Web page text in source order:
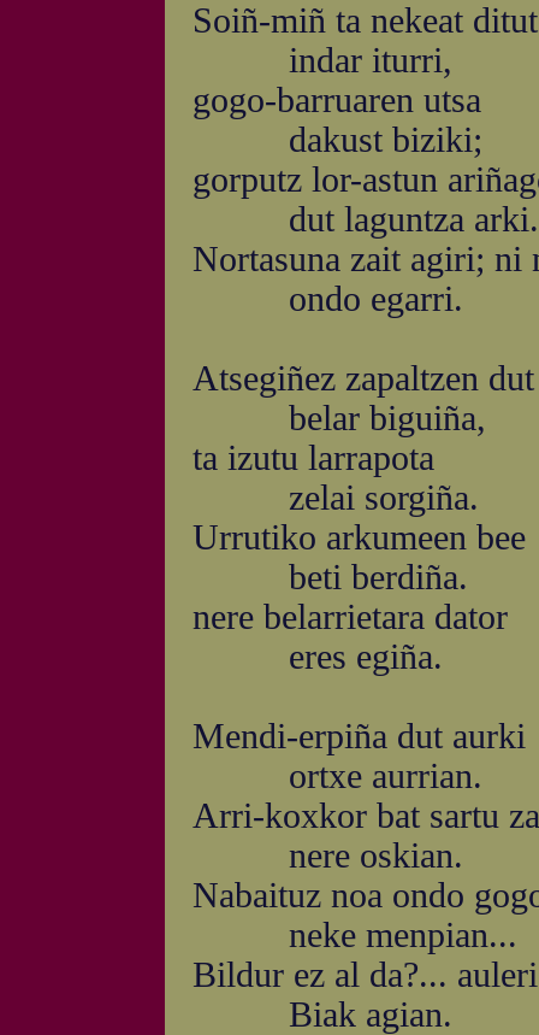
Soiñ-miñ ta nekeat ditut
indar iturri,
gogo-barruaren utsa
dakust biziki;
gorputz lor-astun
dut laguntza arki.
Nortasuna zait agiri; ni
ondo egarri.
Atsegiñez zapaltzen dut
belar biguiña,
ta izutu larrapota
zelai sorgiña.
Urrutiko arkumeen bee
beti berdiña.
nere belarrietara dator
eres egiña.
Mendi-erpiña dut aurki
ortxe aurrian.
Arri-koxkor bat sartu
nere oskian.
Nabaituz noa ondo
neke menpian...
Bildur ez al da?...
Biak agian.